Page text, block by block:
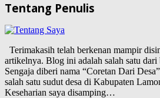
Tentang Penulis
Terimakasih telah berkenan mampir
artikelnya. Blog ini adalah salah satu
Sengaja diberi nama “Coretan Dari
salah satu sudut desa di Kabupaten
Keseharian saya disamping…